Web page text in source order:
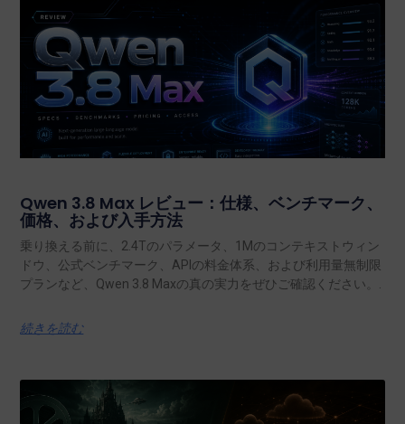
Qwen 3.8 Max レビュー：仕様、ベンチマーク、
価格、および入手方法
乗り換える前に、2.4Tのパラメータ、1Mのコンテキストウィン
ドウ、公式ベンチマーク、APIの料金体系、および利用量無制限
プランなど、Qwen 3.8 Maxの真の実力をぜひご確認ください。.
続きを読む